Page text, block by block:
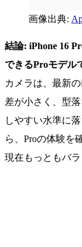
画像出典:
結論: iPhone 16
できるProモデル
カメラは、最新
差が小さく、型
しやすい水準に
ら、Proの体験を
現在もっともバ